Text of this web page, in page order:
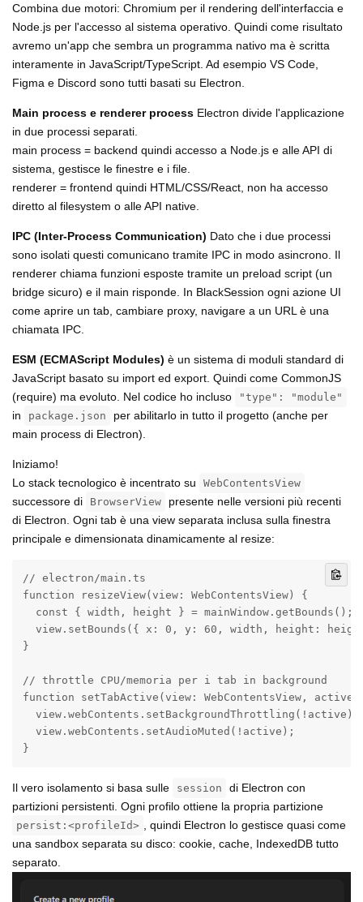
Combina due motori: Chromium per il rendering dell'interfaccia e
Node.js per l'accesso al sistema operativo. Quindi come risultato
avremo un'app che sembra un programma nativo ma è scritta
interamente in JavaScript/TypeScript. Ad esempio VS Code,
Figma e Discord sono tutti basati su Electron.
Main process e renderer process Electron divide l'applicazione
in due processi separati.
main process = backend quindi accesso a Node.js e alle API di
sistema, gestisce le finestre e i file.
renderer = frontend quindi HTML/CSS/React, non ha accesso
diretto al filesystem o alle API native.
IPC (Inter-Process Communication) Dato che i due processi
sono isolati questi comunicano tramite IPC in modo asincrono. Il
renderer chiama funzioni esposte tramite un preload script (un
bridge sicuro) e il main risponde. In BlackSession ogni azione UI
come aprire un tab, cambiare proxy, navigare a un URL è una
chiamata IPC.
ESM (ECMAScript Modules) è un sistema di moduli standard di
JavaScript basato su import ed export. Quindi come CommonJS
(require) ma evoluto. Nel codice ho incluso
"type": "module"
in package.json
per abilitarlo in tutto il progetto (anche per
main process di Electron).
Iniziamo!
Lo stack tecnologico è incentrato su
WebContentsView
successore di BrowserView
presente nelle versioni più recenti
di Electron. Ogni tab è una view separata inclusa sulla finestra
principale e dimensionata dinamicamente al resize:
// electron/main.ts
function resizeView(view: WebContentsView) {
  const { width, height } = mainWindow.getBounds();
view.setBounds({ x: 0, y: 60, width, height:
}
// throttle CPU/memoria per i tab in background
function setTabActive(view: WebContentsView,
  view.webContents.setBackgroundThrottling(!active);
  view.webContents.setAudioMuted(!active);
}
Il vero isolamento si basa sulle session
di Electron con
partizioni persistenti. Ogni profilo ottiene la propria partizione
persist:<profileId>
, quindi Electron lo gestisce quasi come
una sandbox separata su disco: cookie, cache, IndexedDB tutto
separato.